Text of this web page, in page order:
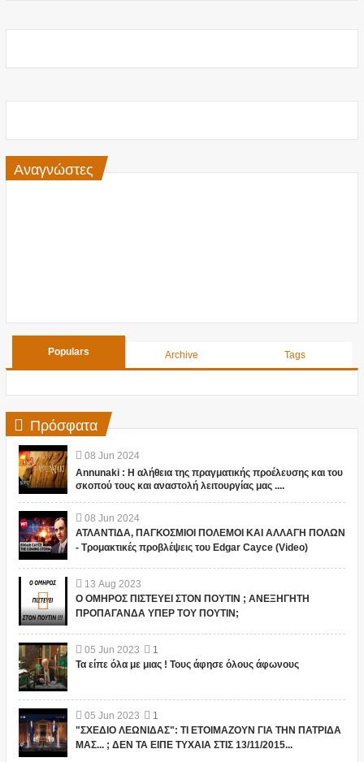
Αναγνώστες
Populars Archive Tags
Πρόσφατα
08 Jun 2024
Annunaki : Η αλήθεια της πραγματικής προέλευσης και του
σκοπού τους και αναστολή λειτουργίας μας ....
08 Jun 2024
ΑΤΛΑΝΤΙΔΑ, ΠΑΓΚΟΣΜΙΟΙ ΠΟΛΕΜΟΙ ΚΑΙ ΑΛΛΑΓΗ ΠΟΛΩΝ
- Τρομακτικές προβλέψεις του Edgar Cayce (Video)
13 Aug 2023
Ο ΟΜΗΡΟΣ ΠΙΣΤΕΥΕΙ ΣΤΟΝ ΠΟΥΤΙΝ ; ΑΝΕΞΗΓΗΤΗ
ΠΡΟΠΑΓΑΝΔΑ ΥΠΕΡ ΤΟΥ ΠΟΥΤΙΝ;
05 Jun 2023
1
Τα είπε όλα με μιας ! Τους άφησε όλους άφωνους
05 Jun 2023
1
"ΣΧΕΔΙΟ ΛΕΩΝΙΔΑΣ": ΤΙ ΕΤΟΙΜΑΖΟΥΝ ΓΙΑ ΤΗΝ ΠΑΤΡΙΔΑ
ΜΑΣ... ; ΔΕΝ ΤΑ ΕΙΠΕ ΤΥΧΑΙΑ ΣΤΙΣ 13/11/2015...